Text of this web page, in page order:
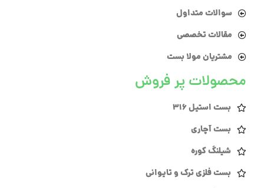
سوالات متداول
مقالات تخصصی
مشتریان مولا بست
محصولات پر فروش
بست استیل 316
بست آچاری
شیلنگ کوره
بست فلزی ترک و تایوانی